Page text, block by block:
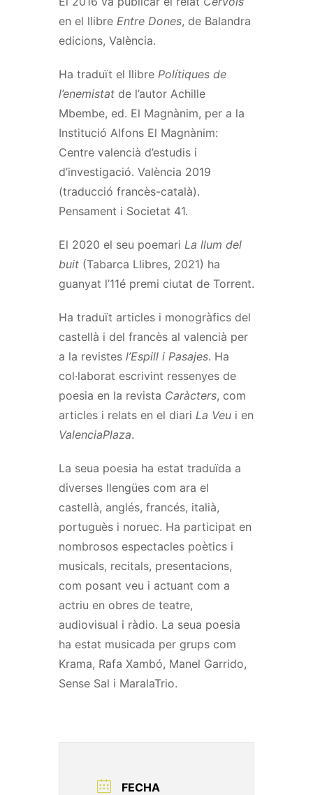
en el llibre Entre Dones, de Balandra
edicions, València.
Ha traduït el llibre Polítiques de
l’enemistat de l’autor Achille
Mbembe, ed. El Magnànim, per a la
Institució Alfons El Magnànim:
Centre valencià d’estudis i
d’investigació. València 2019
(traducció francès-català).
Pensament i Societat 41.
El 2020 el seu poemari La llum del
buit (Tabarca Llibres, 2021) ha
guanyat l’11é premi ciutat de Torrent.
Ha traduït articles i monogràfics del
castellà i del francès al valencià per
a la revistes l’Espill i Pasajes. Ha
col·laborat escrivint ressenyes de
poesia en la revista Caràcters, com
articles i relats en el diari La Veu i en
ValenciaPlaza.
La seua poesia ha estat traduïda a
diverses llengües com ara el
castellà, anglés, francés, italià,
portuguès i noruec. Ha participat en
nombrosos espectacles poètics i
musicals, recitals, presentacions,
com posant veu i actuant com a
actriu en obres de teatre,
audiovisual i ràdio. La seua poesia
ha estat musicada per grups com
Krama, Rafa Xambó, Manel Garrido,
Sense Sal i MaralaTrio.
FECHA